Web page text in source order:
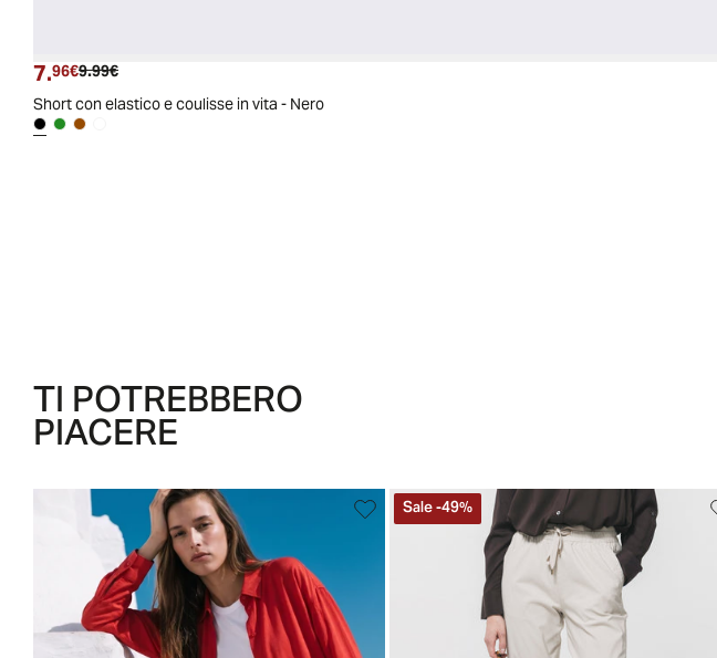
Prezzo attuale
7.96€ Prezzo originale
9.99€
Short con elastico e coulisse in vita - Nero
TI POTREBBERO
PIACERE
Sale-49%